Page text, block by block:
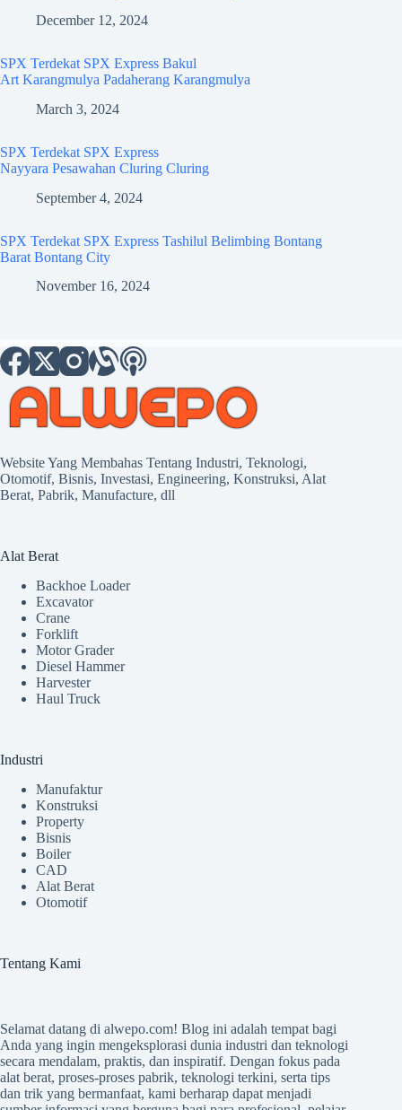
December 12, 2024
SPX Terdekat SPX Express Bakul
Art Karangmulya Padaherang Karangmulya
March 3, 2024
SPX Terdekat SPX Express
Nayyara Pesawahan Cluring Cluring
September 4, 2024
SPX Terdekat SPX Express Tashilul Belimbing Bontang
Barat Bontang City
November 16, 2024
Website Yang Membahas Tentang Industri, Teknologi,
Otomotif, Bisnis, Investasi, Engineering, Konstruksi, Alat
Berat, Pabrik, Manufacture, dll
Alat Berat
Backhoe Loader
Excavator
Crane
Forklift
Motor Grader
Diesel Hammer
Harvester
Haul Truck
Industri
Manufaktur
Konstruksi
Property
Bisnis
Boiler
CAD
Alat Berat
Otomotif
Tentang Kami
Selamat datang di alwepo.com! Blog ini adalah tempat bagi
Anda yang ingin mengeksplorasi dunia industri dan teknologi
secara mendalam, praktis, dan inspiratif. Dengan fokus pada
alat berat, proses-proses pabrik, teknologi terkini, serta tips
dan trik yang bermanfaat, kami berharap dapat menjadi